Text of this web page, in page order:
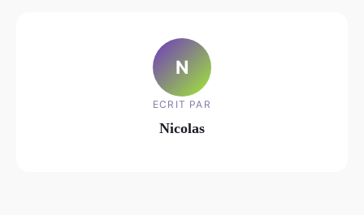
N
ECRIT PAR
Nicolas